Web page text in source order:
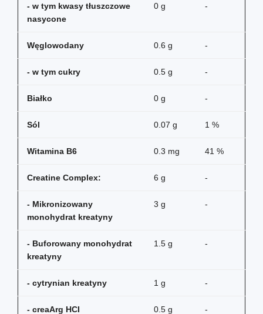
- w tym kwasy tłuszczowe
nasycone
0 g -
Węglowodany 0.6 g -
- w tym cukry 0.5 g -
Białko 0 g -
Sól 0.07 g 1 %
Witamina B6 0.3 mg 41 %
Creatine Complex: 6 g -
- Mikronizowany
monohydrat kreatyny
3 g -
- Buforowany monohydrat
kreatyny
1.5 g -
- cytrynian kreatyny 1 g -
- creaArg HCI 0.5 g -